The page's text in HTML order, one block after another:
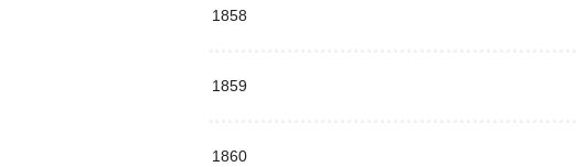
1858
1859
1860